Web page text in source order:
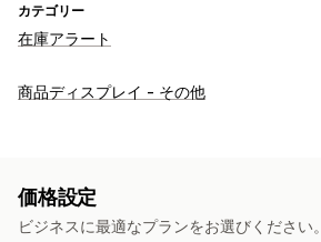
カテゴリー
在庫アラート
通知
通知ボタン
分析とレポート
商品ディスプレイ - その他
価格設定
ビジネスに最適なプランをお選びください。